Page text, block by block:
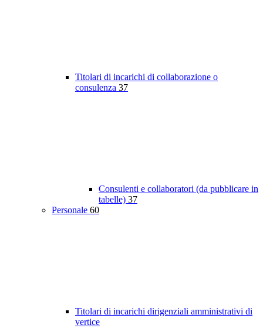
Titolari di incarichi di collaborazione o
consulenza 37
Consulenti e collaboratori (da pubblicare in
tabelle) 37
Personale 60
Titolari di incarichi dirigenziali amministrativi di
vertice